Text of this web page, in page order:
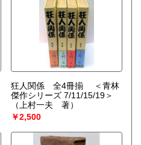
狂人関係 全4冊揃 ＜青林
傑作シリーズ 7/11/15/19＞
（上村一夫 著）
￥2,500